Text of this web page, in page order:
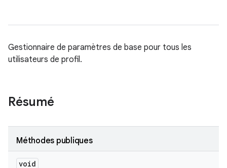
Gestionnaire de paramètres de base pour tous les
utilisateurs de profil.
Résumé
Méthodes publiques
void